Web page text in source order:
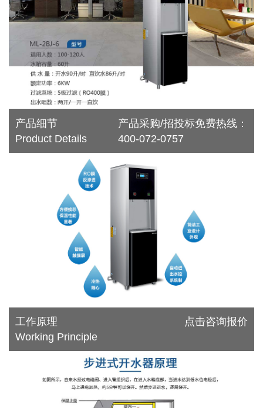
产品细节
Product Details
产品采购/招投标免费热线：
400-072-0757
工作原理
Working Principle
点击咨询报价